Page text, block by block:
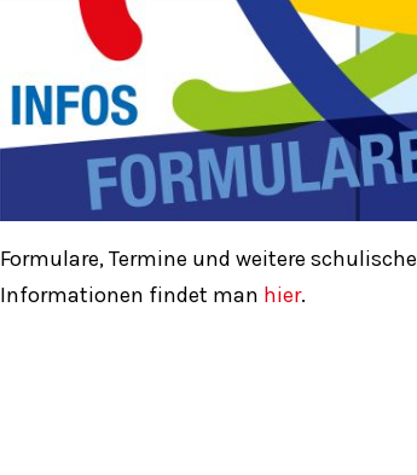
Formulare, Termine und weitere schulische
Informationen findet man hier.